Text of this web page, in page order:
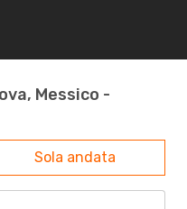
Messico -
Sola andata